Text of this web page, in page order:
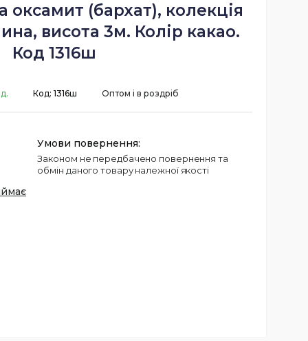
(бархат), колекція
висота 3м. Колір какао.
Код 1316ш
Оптом і в роздріб
Код: 1316ш
Законом не передбачено повернення та
обмін даного товару належної якості